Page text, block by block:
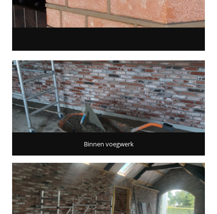
Binnen voegwerk